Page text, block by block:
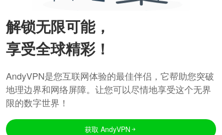
解锁无限可能，
享受全球精彩！
AndyVPN是您互联网体验的最佳伴侣，它帮助您突破
地理边界和网络屏障。让您可以尽情地享受这个无界
限的数字世界！
获取 AndyVPN